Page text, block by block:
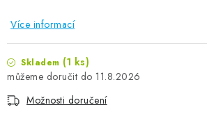
Více informací
Skladem (1 ks)
11.8.2026
Možnosti doručení